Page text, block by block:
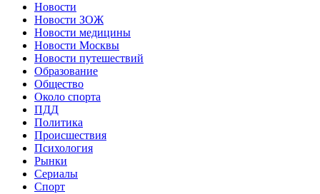
Новости
Новости ЗОЖ
Новости медицины
Новости Москвы
Новости путешествий
Образование
Общество
Около спорта
ПДД
Политика
Происшествия
Психология
Рынки
Сериалы
Спорт